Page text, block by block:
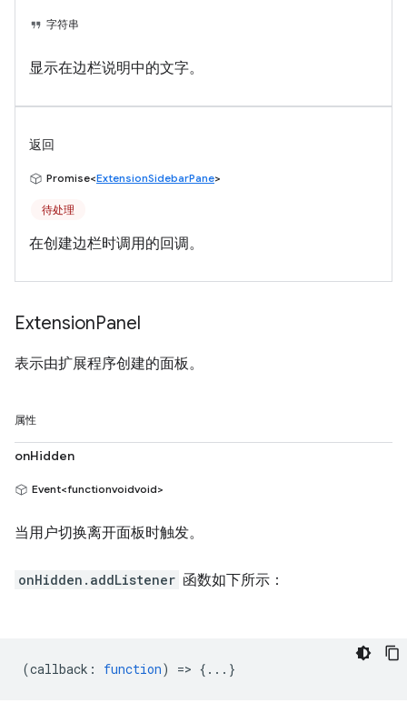
字符串
显示在边栏说明中的文字。
返回
Promise<ExtensionSidebarPane>
待处理
在创建边栏时调用的回调。
ExtensionPanel
表示由扩展程序创建的面板。
属性
onHidden
Event<functionvoidvoid>
当用户切换离开面板时触发。
onHidden.addListener 函数如下所示：
(callback : function) => {...}